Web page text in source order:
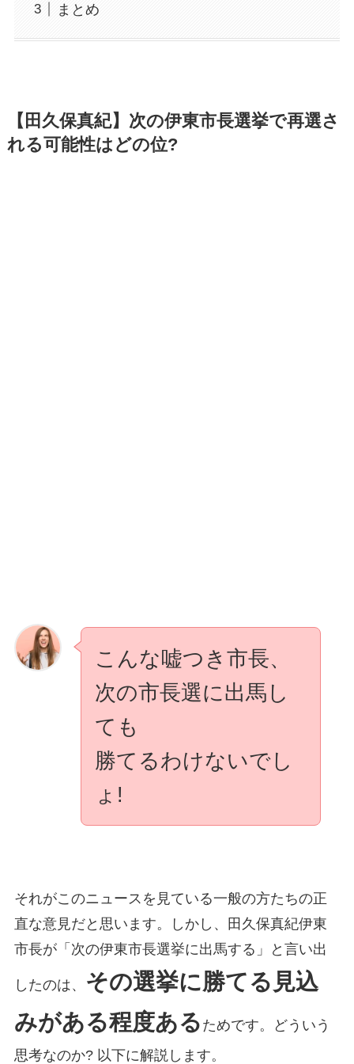
まとめ
【田久保真紀】次の伊東市長選挙で再選さ
れる可能性はどの位?
こんな嘘つき市長、
次の市長選に出馬し
ても
勝てるわけないでし
ょ!
それがこのニュースを見ている一般の方たちの正
直な意見だと思います。しかし、田久保真紀伊東
市長が「次の伊東市長選挙に出馬する」と言い出
したのは、
その選挙に勝てる見込
みがある程度ある ためです。どういう
思考なのか? 以下に解説します。